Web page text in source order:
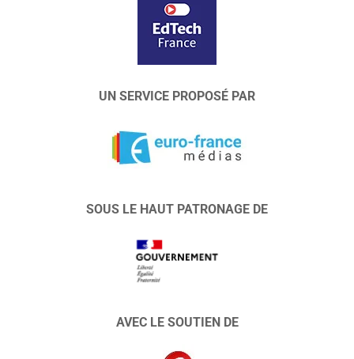
UN SERVICE PROPOSÉ PAR
SOUS LE HAUT PATRONAGE DE
AVEC LE SOUTIEN DE